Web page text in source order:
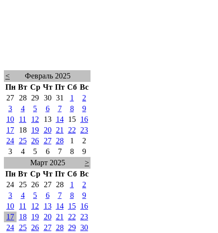
<
Февраль 2025
Пн Вт Ср Чт Пт Сб Вс
27
28 29 30 31 1
2
3
4 5 6 7 8
9
10
11 12 13 14 15
16
17
18 19 20 21 22
23
24
25 26 27 28 1
2
3
4 5 6 7 8
9
Март 2025
>
Пн Вт Ср Чт Пт Сб Вс
24
25 26 27 28 1
2
3
4 5 6 7 8
9
10
11 12 13 14 15
16
17
18 19 20 21 22
23
24
25 26 27 28 29 30